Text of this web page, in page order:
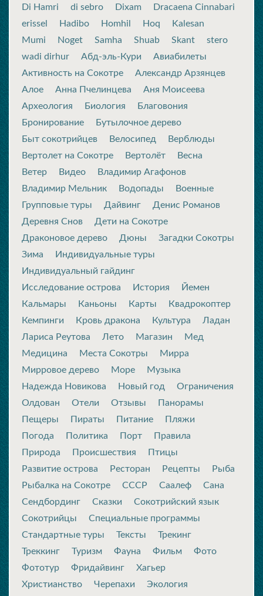
Di Hamri
di sebro Dixam
Dracaena Cinnabari
erissel
Hadibo Homhil Hoq
Kalesan
Mumi
Noget Samha Shuab Skant
stero
wadi dirhur
Абд-эль-Кури
Авиабилеты
Активность на Сокотре
Александр Арзянцев
Алое
Анна Пчелинцева
Аня Моисеева
Археология
Биология
Благовония
Бронирование
Бутылочное дерево
Быт сокотрийцев
Велосипед
Верблюды
Вертолет на Сокотре
Вертолёт
Весна
Ветер
Видео
Владимир Агафонов
Владимир Мельник
Водопады
Военные
Групповые туры
Дайвинг
Денис Романов
Деревня Снов
Дети на Сокотре
Драконовое дерево
Дюны
Загадки Сокотры
Зима
Индивидуальные туры
Индивидуальный гайдинг
Исследование острова
История
Йемен
Кальмары
Каньоны Карты
Квадрокоптер
Кемпинги
Кровь дракона Культура
Ладан
Лариса Реутова
Лето Магазин
Мед
Медицина
Места Сокотры
Мирра
Мирровое дерево
Море
Музыка
Надежда Новикова
Новый год
Ограничения
Олдован
Отели Отзывы
Панорамы
Пещеры
Пираты Питание
Пляжи
Погода
Политика Порт
Правила
Природа
Происшествия
Птицы
Развитие острова
Ресторан Рецепты
Рыба
Рыбалка на Сокотре
СССР Саалеф
Сана
Сендбординг
Сказки
Сокотрийский язык
Сокотрийцы
Специальные программы
Стандартные туры
Тексты
Трекинг
Треккинг
Туризм Фауна Фильм
Фото
Фототур
Фридайвинг
Хагьер
Христианство
Черепахи Экология